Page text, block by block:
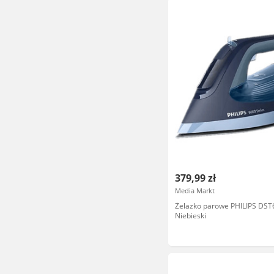
379,99 zł
Media Markt
Żelazko parowe PHILIPS
Niebieski